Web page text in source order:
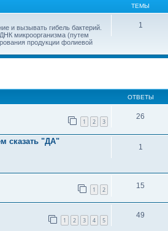
ТЕМЫ
и вызывать гибель бактерий.
микроорганизма (путем
продукции фолиевой
1
ОТВЕТЫ
1 2 3
26
сказать "ДА"
1
1 2
15
1 2 3 4 5
49